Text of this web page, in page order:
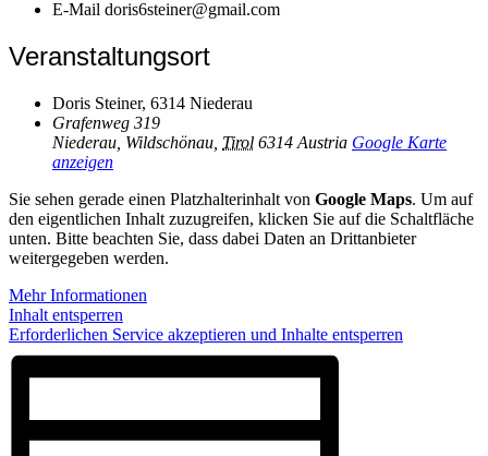
E-Mail doris6steiner@gmail.com
Veranstaltungsort
Doris Steiner, 6314 Niederau
Grafenweg 319
Niederau, Wildschönau Tirol 6314 Austria Google Karte
anzeigen
Sie sehen gerade einen Platzhalterinhalt von Google Maps. Um auf
den eigentlichen Inhalt zuzugreifen, klicken Sie auf die Schaltfläche
unten. Bitte beachten Sie, dass dabei Daten an Drittanbieter
weitergegeben werden.
Mehr Informationen
Inhalt entsperren
Erforderlichen Service akzeptieren und Inhalte entsperren